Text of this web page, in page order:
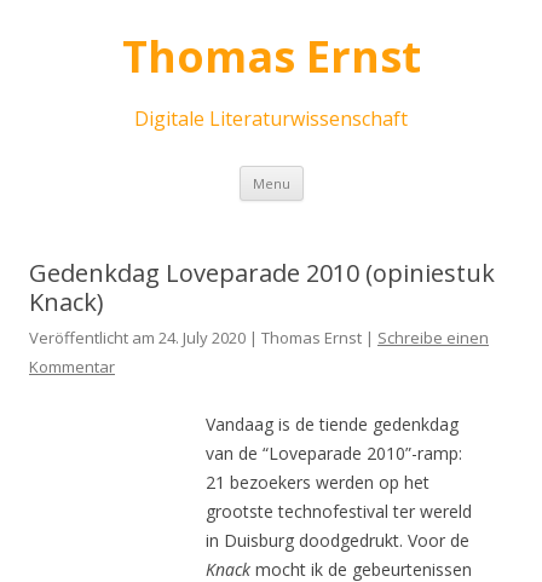
Thomas Ernst
Digitale Literaturwissenschaft
Menu Skip
content
Gedenkdag Loveparade 2010 (opiniestuk
Knack)
Veröffentlicht am 24. July 2020 | Thomas Ernst | Schreibe einen
Kommentar
Vandaag is de tiende gedenkdag
van de “Loveparade 2010”-ramp:
21 bezoekers werden op het
grootste technofestival ter wereld
in Duisburg doodgedrukt. Voor de
Knack mocht ik de gebeurtenissen